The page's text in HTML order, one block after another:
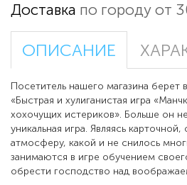
Доставка по городу от
ОПИСАНИЕ
Посетитель нашего магазина берет
«Быстрая и хулиганистая игра
хохочущих истериков». Больше он
уникальная игра. Являясь карточной,
атмосферу, какой и не снилось
занимаются в игре обучением
обрести господство над